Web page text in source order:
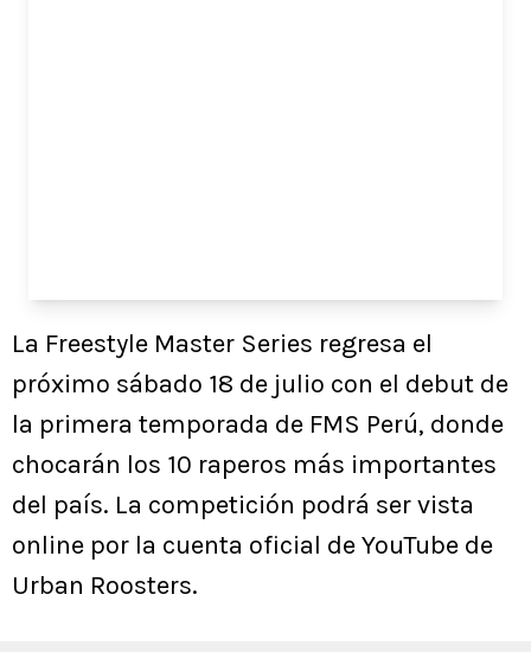
La Freestyle Master Series regresa el
próximo sábado 18 de julio con el debut de
la primera temporada de FMS Perú, donde
chocarán los 10 raperos más importantes
del país. La competición podrá ser vista
online por la cuenta oficial de YouTube de
Urban Roosters.